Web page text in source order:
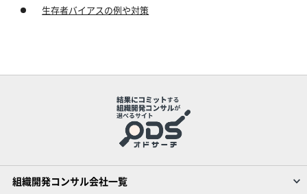
生存者バイアスの例や対策
組織開発コンサル会社一覧